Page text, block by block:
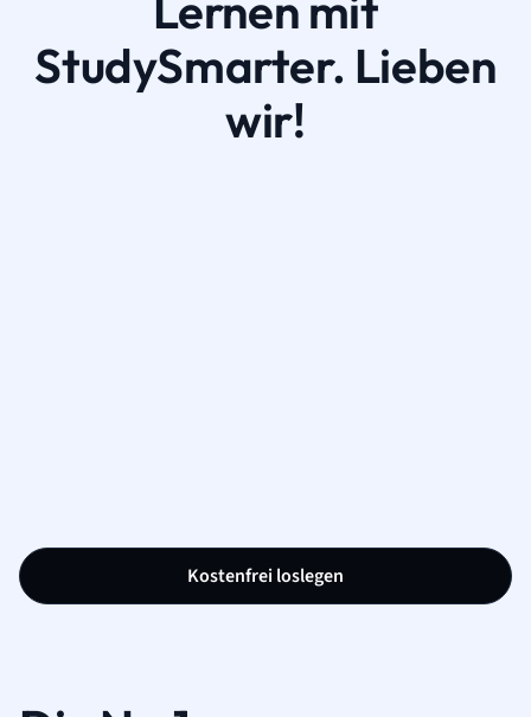
StudySmarter. Lieben
wir!
Kostenfrei loslegen